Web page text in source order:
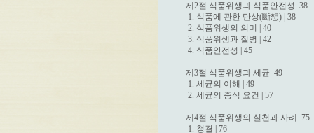
제2절 식품위생과 식품안전성  38
1. 식품에 관한 단상(斷想) | 38
2. 식품위생의 의미 | 40
3. 식품위생과 질병 | 42
4. 식품안전성 | 45
제3절 식품위생과 세균  49
1. 세균의 이해 | 49
2. 세균의 증식 요건 | 57
제4절 식품위생의 실천과 사례  75
1. 청결 | 76